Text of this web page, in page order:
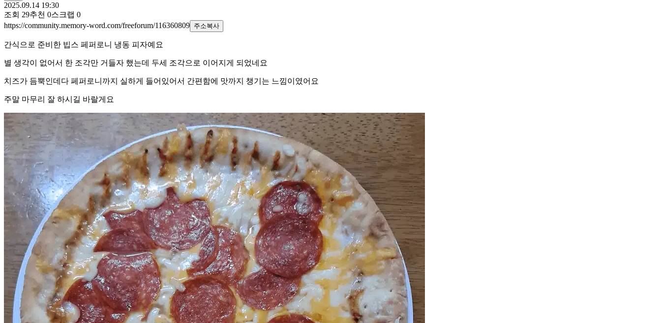
2025.09.14 19:30
조회 29추천 0스크랩 0
https://community.memory-word.com/freeforum/116360809 주소복사
간식으로 준비한 빕스 페퍼로니 냉동 피자예요
별 생각이 없어서 한 조각만 거들자 했는데 두세 조각으로 이어지게 되었네요
치즈가 듬뿍인데다 페퍼로니까지 실하게 들어있어서 간편함에 맛까지 챙기는 느낌이였어요
주말 마무리 잘 하시길 바랄게요